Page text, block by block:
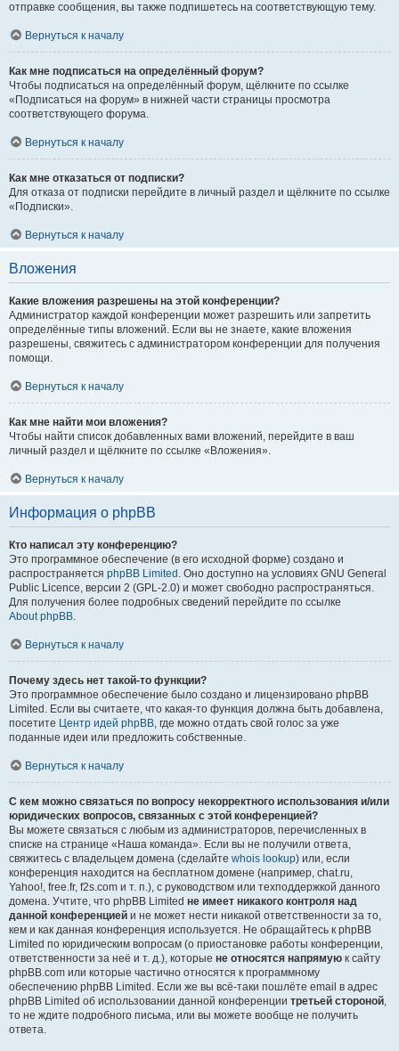
отправке сообщения, вы также подпишетесь на соответствующую тему.
Вернуться к началу
Как мне подписаться на определённый форум?
Чтобы подписаться на определённый форум, щёлкните по ссылке
«Подписаться на форум» в нижней части страницы просмотра
соответствующего форума.
Вернуться к началу
Как мне отказаться от подписки?
Для отказа от подписки перейдите в личный раздел и щёлкните по ссылке
«Подписки».
Вернуться к началу
Вложения
Какие вложения разрешены на этой конференции?
Администратор каждой конференции может разрешить или запретить
определённые типы вложений. Если вы не знаете, какие вложения
разрешены, свяжитесь с администратором конференции для получения
помощи.
Вернуться к началу
Как мне найти мои вложения?
Чтобы найти список добавленных вами вложений, перейдите в ваш
личный раздел и щёлкните по ссылке «Вложения».
Вернуться к началу
Информация о phpBB
Кто написал эту конференцию?
Это программное обеспечение (в его исходной форме) создано и
распространяется phpBB Limited . Оно доступно на условиях GNU General
Public Licence, версии 2 (GPL-2.0) и может свободно распространяться.
Для получения более подробных сведений перейдите по ссылке
About phpBB.
Вернуться к началу
Почему здесь нет такой-то функции?
Это программное обеспечение было создано и лицензировано phpBB
Limited. Если вы считаете, что какая-то функция должна быть добавлена,
посетите Центр идей phpBB, где можно отдать свой голос за уже
поданные идеи или предложить собственные.
Вернуться к началу
С кем можно связаться по вопросу некорректного использования и/или
юридических вопросов, связанных с этой конференцией?
Вы можете связаться с любым из администраторов, перечисленных в
списке на странице «Наша команда». Если вы не получили ответа,
свяжитесь с владельцем домена (сделайте whois lookup) или, если
конференция находится на бесплатном домене (например, chat.ru,
Yahoo!, free.fr, f2s.com и т. п.), с руководством или техподдержкой данного
домена. Учтите, что phpBB Limited не имеет никакого контроля над
данной конференцией и не может нести никакой ответственности за то,
кем и как данная конференция используется. Не обращайтесь к phpBB
Limited по юридическим вопросам (о приостановке работы конференции,
ответственности за неё и т. д.), которые не относятся напрямую к сайту
phpBB.com или которые частично относятся к программному
обеспечению phpBB Limited. Если же вы всё-таки пошлёте email в адрес
phpBB Limited об использовании данной конференции третьей стороной,
то не ждите подробного письма, или вы можете вообще не получить
ответа.